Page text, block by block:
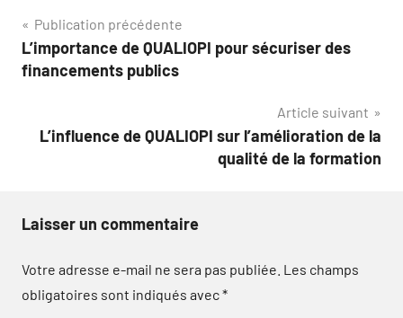
Navigation
de
Publication précédente
L’importance de QUALIOPI pour sécuriser des
financements publics
Article suivant
L’influence de QUALIOPI sur l’amélioration de la
qualité de la formation
Laisser un commentaire
Votre adresse e-mail ne sera pas publiée. Les champs
obligatoires sont indiqués avec*